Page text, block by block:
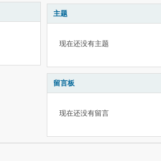
主题
现在还没有主题
留言板
现在还没有留言